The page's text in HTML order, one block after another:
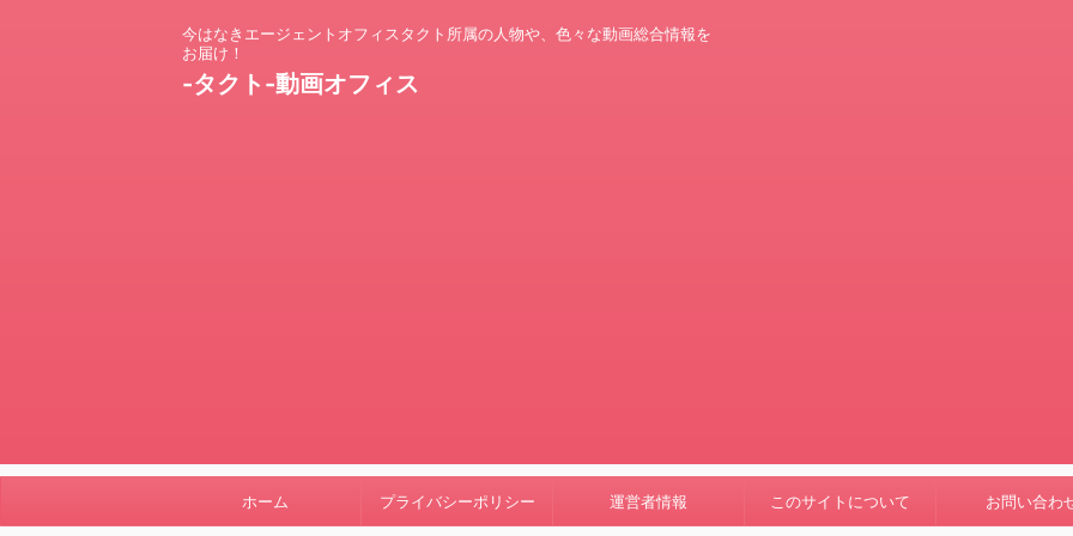
今はなきエージェントオフィスタクト所属の人物や、色々な動画総合情報を
お届け！
-タクト-動画オフィス
ホーム プライバシーポリシー 運営者情報 このサイトについて お問い合わ